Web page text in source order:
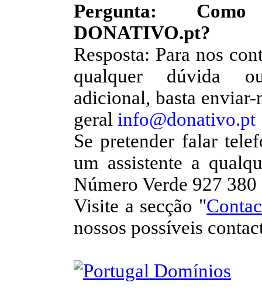
Pergunta:
DONATIVO.pt?
Resposta: Para nos
qualquer dúvida
adicional, basta
geral info@donativo.pt
Se pretender falar
um assistente a
Número Verde 927 380
Visite a secção "
nossos possíveis